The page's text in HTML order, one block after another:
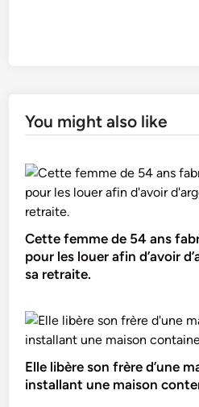
You might also like
Cette femme de 54 ans
pour les louer afin d’avoir
sa retraite.
Elle libère son frère d’une
installant une maison